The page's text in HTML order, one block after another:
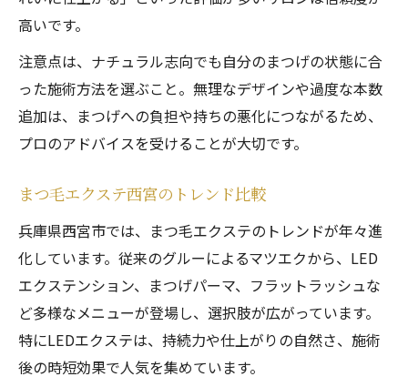
高いです。
注意点は、ナチュラル志向でも自分のまつげの状態に合
った施術方法を選ぶこと。無理なデザインや過度な本数
追加は、まつげへの負担や持ちの悪化につながるため、
プロのアドバイスを受けることが大切です。
まつ毛エクステ西宮のトレンド比較
兵庫県西宮市では、まつ毛エクステのトレンドが年々進
化しています。従来のグルーによるマツエクから、LED
エクステンション、まつげパーマ、フラットラッシュな
ど多様なメニューが登場し、選択肢が広がっています。
特にLEDエクステは、持続力や仕上がりの自然さ、施術
後の時短効果で人気を集めています。